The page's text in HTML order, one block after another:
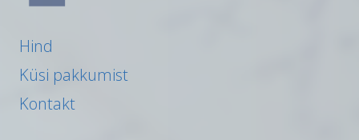
Hind
Küsi pakkumist
Kontakt